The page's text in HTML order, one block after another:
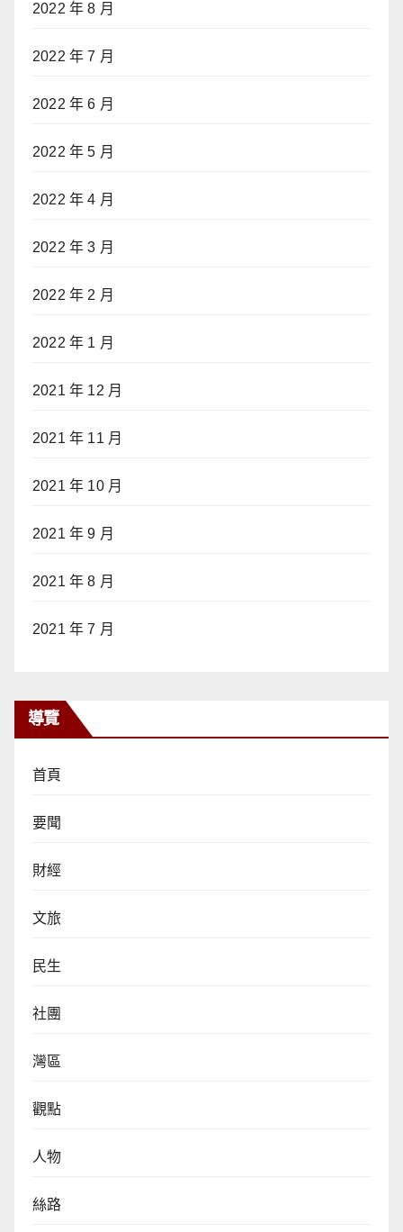
2022 年 8 月
2022 年 7 月
2022 年 6 月
2022 年 5 月
2022 年 4 月
2022 年 3 月
2022 年 2 月
2022 年 1 月
2021 年 12 月
2021 年 11 月
2021 年 10 月
2021 年 9 月
2021 年 8 月
2021 年 7 月
導覽
首頁
要聞
財經
文旅
民生
社團
灣區
觀點
人物
絲路